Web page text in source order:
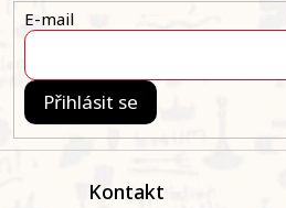
Kontakt
E-mail
Přihlásit se